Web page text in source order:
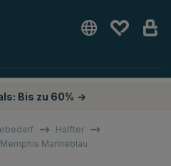
Bis zu 60% →
Halfter
Marineblau